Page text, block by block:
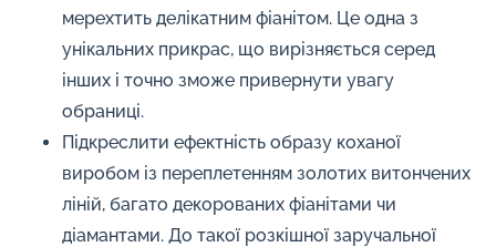
мерехтить делікатним фіанітом. Це одна з
унікальних прикрас, що вирізняється серед
інших і точно зможе привернути увагу
обраниці.
Підкреслити ефектність образу коханої
виробом із переплетенням золотих витончених
ліній, багато декорованих фіанітами чи
діамантами. До такої розкішної заручальної